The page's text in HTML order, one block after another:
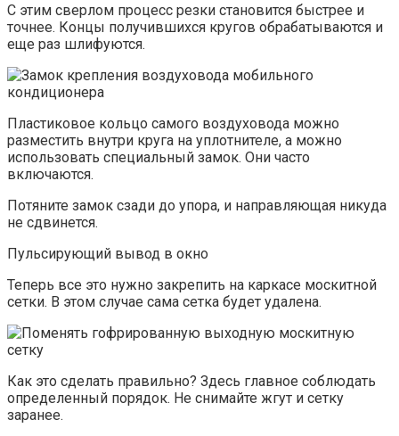
С этим сверлом процесс резки становится быстрее и
точнее. Концы получившихся кругов обрабатываются и
еще раз шлифуются.
Пластиковое кольцо самого воздуховода можно
разместить внутри круга на уплотнителе, а можно
использовать специальный замок. Они часто
включаются.
Потяните замок сзади до упора, и направляющая никуда
не сдвинется.
Пульсирующий вывод в окно
Теперь все это нужно закрепить на каркасе москитной
сетки. В этом случае сама сетка будет удалена.
Как это сделать правильно? Здесь главное соблюдать
определенный порядок. Не снимайте жгут и сетку
заранее.